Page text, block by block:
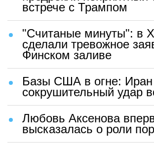
встрече с Трампом
"Считаные минуты": в
сделали тревожное
Финском заливе
Базы США в огне: Иран
сокрушительный удар
Любовь Аксенова
высказалась о роли